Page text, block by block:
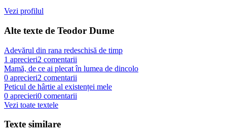
Vezi profilul
Alte texte de Teodor Dume
Adevărul din rana redeschisă de timp
1 aprecieri2 comentarii
Mamă, de ce ai plecat în lumea de dincolo
0 aprecieri2 comentarii
Peticul de hârtie al existenței mele
0 aprecieri0 comentarii
Vezi toate textele
Texte similare